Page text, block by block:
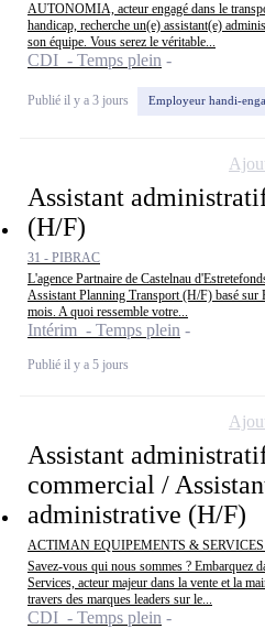
AUTONOMIA, acteur engagé dans le
handicap, recherche un(e) assistant(e)
son équipe. Vous serez le véritable...
CDI - Temps plein
Publié il y a 3 jours Employeur handi-
Assistant
(H/F)
31 - PIBRAC
L'agence Partnaire de Castelnau
Assistant Planning Transport (H/F) basé sur
mois. A quoi ressemble votre...
Intérim - Temps plein
Publié il y a 5 jours
Assistant
commercial /
administrative (H/F)
ACTIMAN EQUIPEMENTS &
Savez-vous qui nous sommes ? Embarquez
Services, acteur majeur dans la vente et la
travers des marques leaders sur le...
CDI - Temps plein